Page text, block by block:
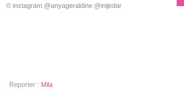
© instagram @anyageraldine @inijedar
Reporter : Mila